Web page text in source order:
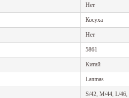
Нет
Косуха
Нет
5861
Китай
Lanmas
S/42, M/44, L/